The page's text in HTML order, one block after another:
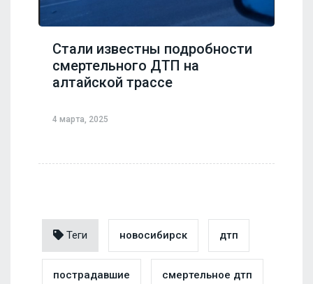
Стали известны подробности
смертельного ДТП на
алтайской трассе
4 марта, 2025
Теги новосибирск дтп
пострадавшие смертельное дтп